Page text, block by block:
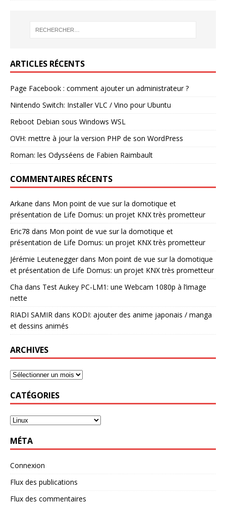
ARTICLES RÉCENTS
Page Facebook : comment ajouter un administrateur ?
Nintendo Switch: Installer VLC / Vino pour Ubuntu
Reboot Debian sous Windows WSL
OVH: mettre à jour la version PHP de son WordPress
Roman: les Odysséens de Fabien Raimbault
COMMENTAIRES RÉCENTS
Arkane dans Mon point de vue sur la domotique et
présentation de Life Domus: un projet KNX très prometteur
Eric78 dans Mon point de vue sur la domotique et
présentation de Life Domus: un projet KNX très prometteur
Jérémie Leuteneggerdans Mon point de vue sur la domotique
et présentation de Life Domus: un projet KNX très prometteur
Cha dans Test Aukey PC-LM1: une Webcam 1080p à l’image
nette
RIADI SAMIR dans KODI: ajouter des anime japonais / manga
et dessins animés
ARCHIVES
CATÉGORIES
MÉTA
Connexion
Flux des publications
Flux des commentaires